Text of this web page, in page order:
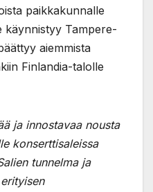
paikkakunnalle
Tampere-
aiemmista
Finlandia-talolle
ja innostavaa nousta
konserttisaleissa
tunnelma ja